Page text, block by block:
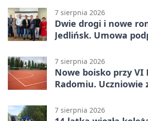
7 sierpnia 2026
Dwie drogi i nowe
Jedlińsk. Umowa
7 sierpnia 2026
Nowe boisko przy VI
Radomiu. Uczniowie
7 sierpnia 2026